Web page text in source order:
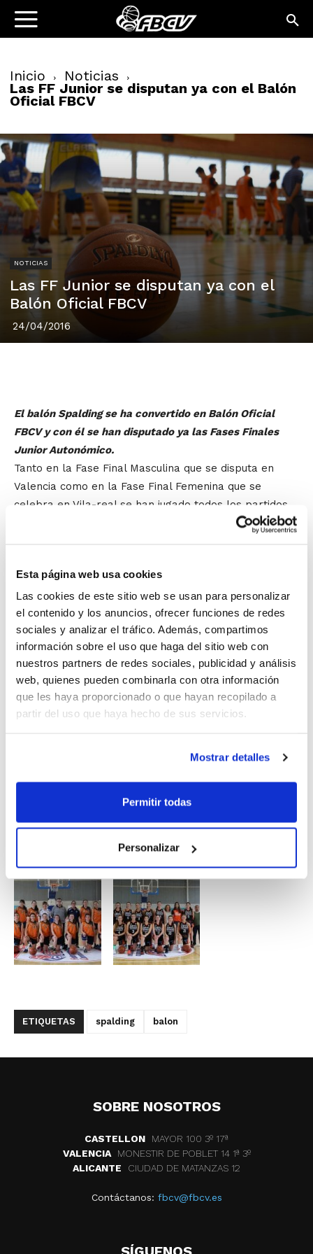
Esta página web usa cookies
Las cookies de este sitio web se usan para personalizar
el contenido y los anuncios, ofrecer funciones de redes
sociales y analizar el tráfico. Además, compartimos
información sobre el uso que haga del sitio web con
nuestros partners de redes sociales, publicidad y análisis
web, quienes pueden combinarla con otra información
que les haya proporcionado o que hayan recopilado a
partir del uso que haya hecho de sus servicios.
Mostrar detalles
Permitir todas
Personalizar
Inicio Noticias
Las FF Junior se disputan ya con el Balón
Oficial FBCV
NOTICIAS
Las FF Junior se disputan ya con el
Balón Oficial FBCV
24/04/2016
El balón Spalding se ha convertido en Balón Oficial
FBCV y con él se han disputado ya las Fases Finales
Junior Autonómico.
Tanto en la Fase Final Masculina que se disputa en
Valencia como en la Fase Final Femenina que se
celebra en Vila-real se han jugado todos los partidos
, y así se
Después del acuerdo para que Spalding sea proveedor
oficial de la Federación, el balón de la marca se
convierte también en Balón Oficial FBCV,
recomendándose su uso en todas las competiciones.
Próximamente se podrán adquirir los balones Spalding
a través de RedSport Proclub, el distribuidor oficial de
ETIQUETAS spalding balon
SOBRE NOSOTROS
CASTELLON
MAYOR 100 3º 17ª
VALENCIA
MONESTIR DE POBLET 14 1ª 3º
ALICANTE
CIUDAD DE MATANZAS 12
Contáctanos: fbcv@fbcv.es